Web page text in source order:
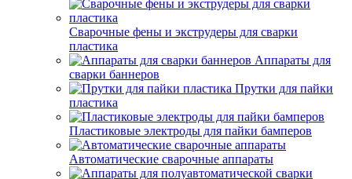
Сварочные фены и экструдеры для сварки
пластика
Аппараты для
сварки баннеров
Прутки для пайки
пластика
Пластиковые электроды для пайки бамперов
Автоматические сварочные аппараты